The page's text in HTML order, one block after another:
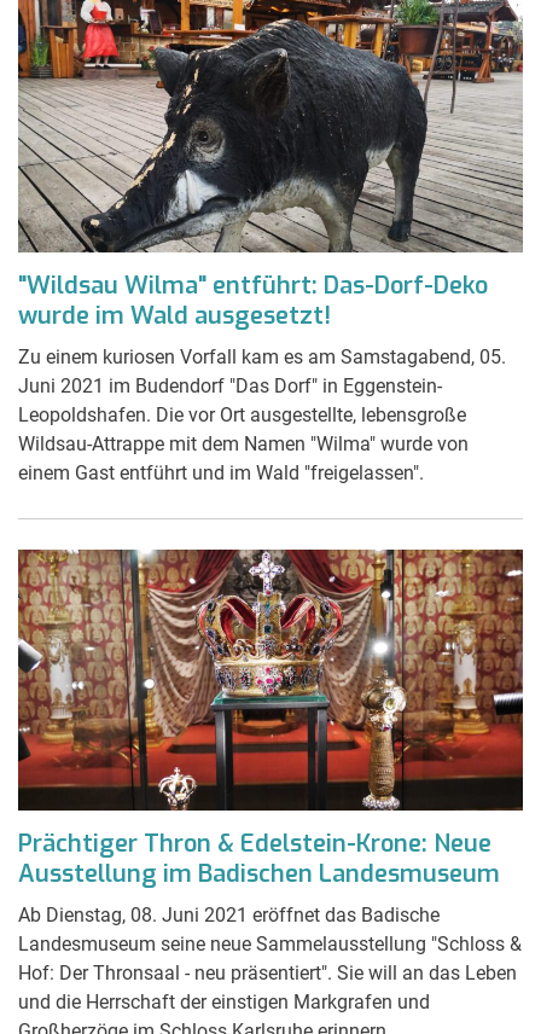
"Wildsau Wilma" entführt: Das-Dorf-Deko
wurde im Wald ausgesetzt!
Zu einem kuriosen Vorfall kam es am Samstagabend, 05.
Juni 2021 im Budendorf "Das Dorf" in Eggenstein-
Leopoldshafen. Die vor Ort ausgestellte, lebensgroße
Wildsau-Attrappe mit dem Namen "Wilma" wurde von
einem Gast entführt und im Wald "freigelassen".
Prächtiger Thron & Edelstein-Krone: Neue
Ausstellung im Badischen Landesmuseum
Ab Dienstag, 08. Juni 2021 eröffnet das Badische
Landesmuseum seine neue Sammelausstellung "Schloss &
Hof: Der Thronsaal - neu präsentiert". Sie will an das Leben
und die Herrschaft der einstigen Markgrafen und